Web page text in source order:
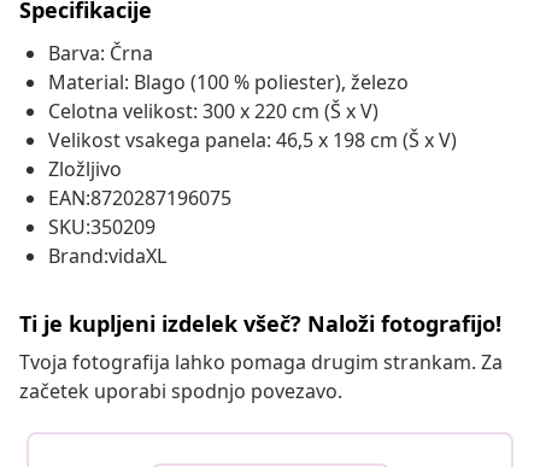
Specifikacije
Barva: Črna
Material: Blago (100 % poliester), železo
Celotna velikost: 300 x 220 cm (Š x V)
Velikost vsakega panela: 46,5 x 198 cm (Š x V)
Zložljivo
EAN:8720287196075
SKU:350209
Brand:vidaXL
Ti je kupljeni izdelek všeč? Naloži fotografijo!
Tvoja fotografija lahko pomaga drugim strankam. Za
začetek uporabi spodnjo povezavo.